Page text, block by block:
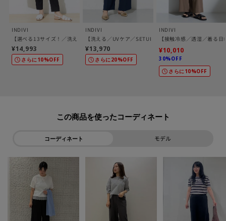
モデル情報：身長168cm B74 W58 H84 着用サイズ：38（M）
INDIVI
【選べる13サイズ！／洗える】ウエストゴムタックテーパード褒められパンツ
¥14,993
さらに10%OFF
INDIVI
【洗える／UVケア／SETUP可】着る日傘ワイドパンツ
¥13,970
さらに20%OFF
INDIVI
【接触冷感／透湿／着る
¥10,010
30%OFF
さらに10%OFF
この商品を使った
コーディネート モデル